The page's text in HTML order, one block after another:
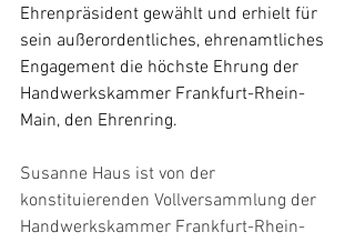
Ehrenpräsident gewählt und erhielt für
sein außerordentliches, ehrenamtliches
Engagement die höchste Ehrung der
Handwerkskammer Frankfurt-Rhein-
Main, den Ehrenring.
Susanne Haus ist von der
konstituierenden Vollversammlung der
Handwerkskammer Frankfurt-Rhein-